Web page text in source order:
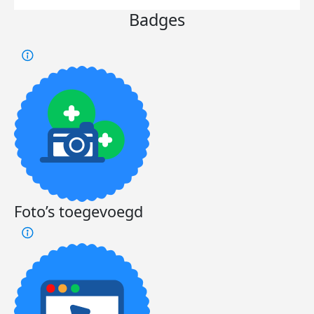
Badges
Foto’s toegevoegd